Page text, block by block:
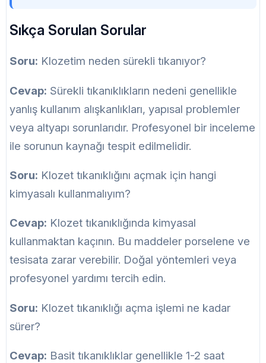
Sıkça Sorulan Sorular
Soru: Klozetim neden sürekli tıkanıyor?
Cevap: Sürekli tıkanıklıkların nedeni genellikle
yanlış kullanım alışkanlıkları, yapısal problemler
veya altyapı sorunlarıdır. Profesyonel bir inceleme
ile sorunun kaynağı tespit edilmelidir.
Soru: Klozet tıkanıklığını açmak için hangi
kimyasalı kullanmalıyım?
Cevap: Klozet tıkanıklığında kimyasal
kullanmaktan kaçının. Bu maddeler porselene ve
tesisata zarar verebilir. Doğal yöntemleri veya
profesyonel yardımı tercih edin.
Soru: Klozet tıkanıklığı açma işlemi ne kadar
sürer?
Cevap: Basit tıkanıklıklar genellikle 1-2 saat